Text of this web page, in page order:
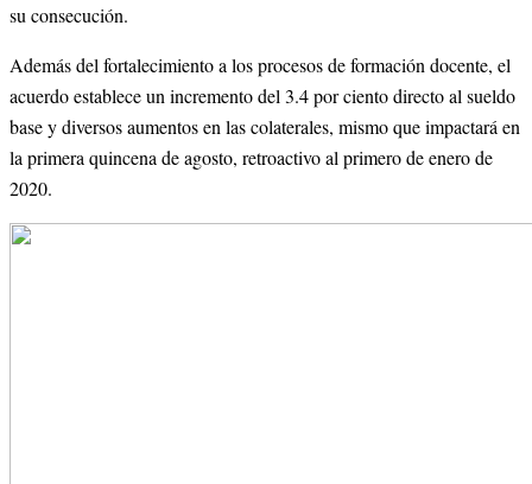
su consecución.
Además del fortalecimiento a los procesos de formación docente, el
acuerdo establece un incremento del 3.4 por ciento directo al sueldo
base y diversos aumentos en las colaterales, mismo que impactará en
la primera quincena de agosto, retroactivo al primero de enero de
2020.